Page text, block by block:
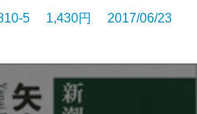
5 1,430円 2017/06/23